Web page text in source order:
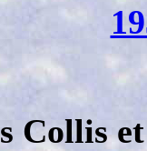
Collis